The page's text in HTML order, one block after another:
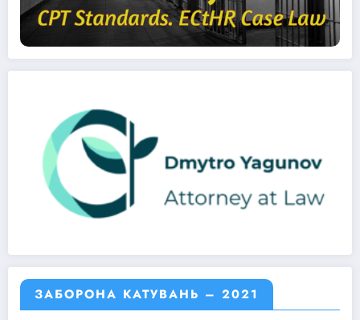
ЗАБОРОНА КАТУВАНЬ – 2021